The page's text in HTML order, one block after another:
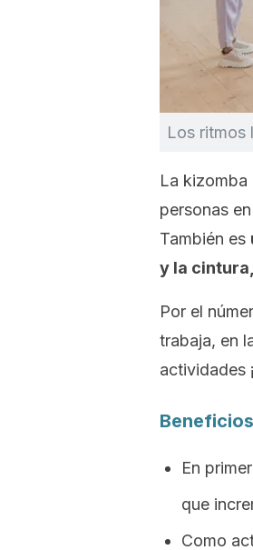
Los ritmos
La kizomba
personas
También es
y la
Por el
trabaja, en
actividades
Beneficios
En
que
Como